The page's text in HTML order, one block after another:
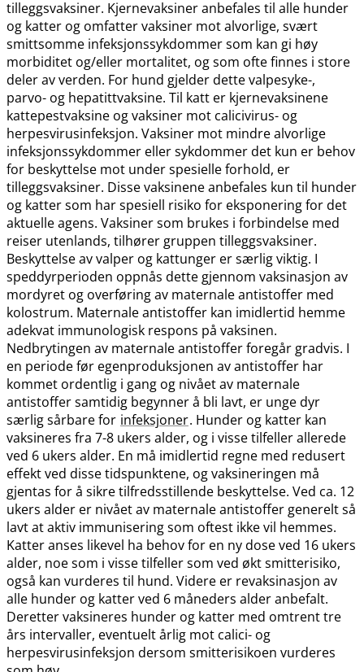
tilleggsvaksiner. Kjernevaksiner anbefales til alle hunder
og katter og omfatter vaksiner mot alvorlige, svært
smittsomme infeksjonssykdommer som kan gi høy
morbiditet og​/​eller mortalitet, og som ofte finnes i store
deler av verden. For hund gjelder dette valpesyke-,
parvo- og hepatittvaksine. Til katt er kjernevaksinene
kattepestvaksine og vaksiner mot calicivirus- og
herpesvirusinfeksjon. Vaksiner mot mindre alvorlige
infeksjonssykdommer eller sykdommer det kun er behov
for beskyttelse mot under spesielle forhold, er
tilleggsvaksiner. Disse vaksinene anbefales kun til hunder
og katter som har spesiell risiko for eksponering for det
aktuelle agens. Vaksiner som brukes i forbindelse med
reiser utenlands, tilhører gruppen tilleggsvaksiner.
Beskyttelse av valper og kattunger er særlig viktig. I
speddyrperioden oppnås dette gjennom vaksinasjon av
mordyret og overføring av maternale antistoffer med
kolostrum. Maternale antistoffer kan imidlertid hemme
adekvat immunologisk respons på vaksinen.
Nedbrytingen av maternale antistoffer foregår gradvis. I
en periode før egenproduksjonen av antistoffer har
kommet ordentlig i gang og nivået av maternale
antistoffer samtidig begynner å bli lavt, er unge dyr
særlig sårbare for infeksjoner. Hunder og katter kan
vaksineres fra 7-8 ukers alder, og i visse tilfeller allerede
ved 6 ukers alder. En må imidlertid regne med redusert
effekt ved disse tidspunktene, og vaksineringen må
gjentas for å sikre tilfredsstillende beskyttelse. Ved ca. 12
ukers alder er nivået av maternale antistoffer generelt så
lavt at aktiv immunisering som oftest ikke vil hemmes.
Katter anses likevel ha behov for en ny dose ved 16 ukers
alder, noe som i visse tilfeller som ved økt smitterisiko,
også kan vurderes til hund. Videre er revaksinasjon av
alle hunder og katter ved 6 måneders alder anbefalt.
Deretter vaksineres hunder og katter med omtrent tre
års intervaller, eventuelt årlig mot calici- og
herpesvirusinfeksjon dersom smitterisikoen vurderes